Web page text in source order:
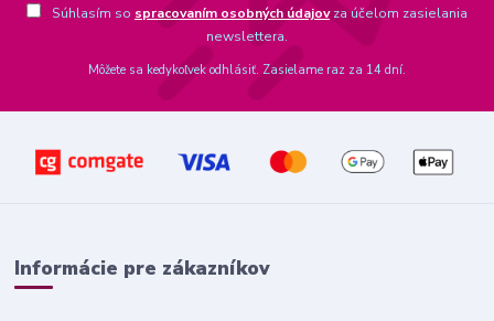
Súhlasím so spracovaním osobných údajovza účelom zasielania
newslettera.
Môžete sa kedykoľvek odhlásiť. Zasielame raz za 14 dní.
Informácie pre zákazníkov